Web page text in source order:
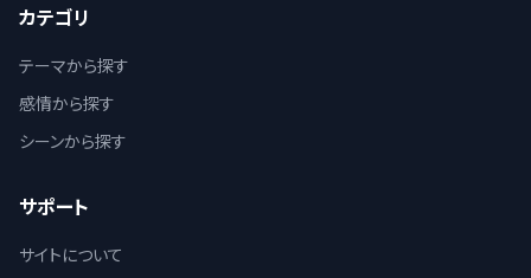
カテゴリ
テーマから探す
感情から探す
シーンから探す
サポート
サイトについて